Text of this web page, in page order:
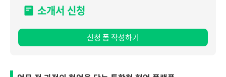
소개서 신청
신청 폼 작성하기